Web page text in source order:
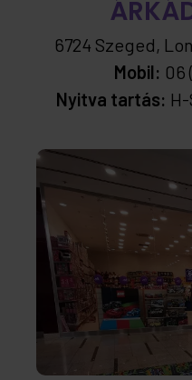
6724 Szeged,
Mobil: 06
Nyitva tartás: